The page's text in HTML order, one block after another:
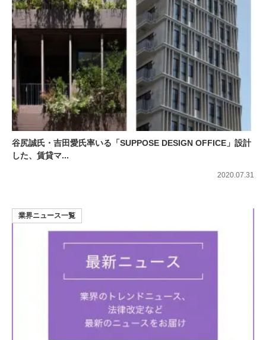
谷尻誠氏・吉田愛氏率いる「SUPPOSE DESIGN OFFICE」設計
した、賃貸マ...
2020.07.31
業界ニュース一覧